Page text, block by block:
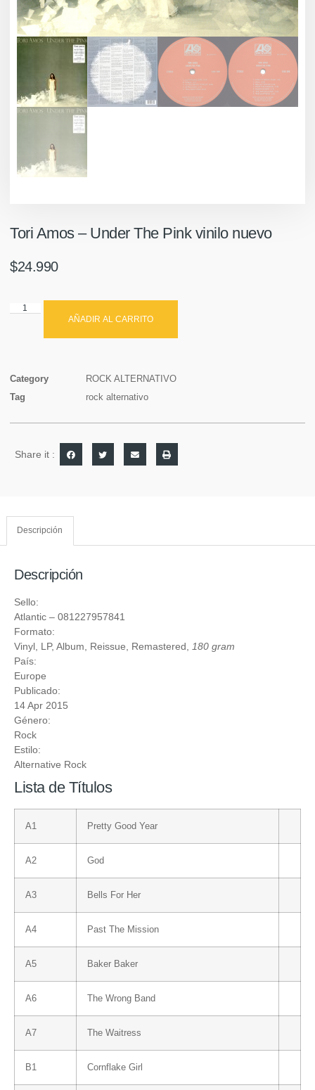
Tori Amos ‎– Under The Pink vinilo nuevo
$24.990
AÑADIR AL CARRITO
Category
ROCK ALTERNATIVO
Tag
rock alternativo
Share it :
Descripción
Descripción
Sello:
Atlantic ‎– 081227957841
Formato:
Vinyl , LP, Album, Reissue, Remastered,
180 gram
País:
Europe
Publicado:
14 Apr 2015
Género:
Rock
Estilo:
Alternative Rock
Lista de Títulos
A1 Pretty Good Year
A2 God
A3 Bells For Her
A4 Past The Mission
A5 Baker Baker
A6 The Wrong Band
A7 The Waitress
B1 Cornflake Girl